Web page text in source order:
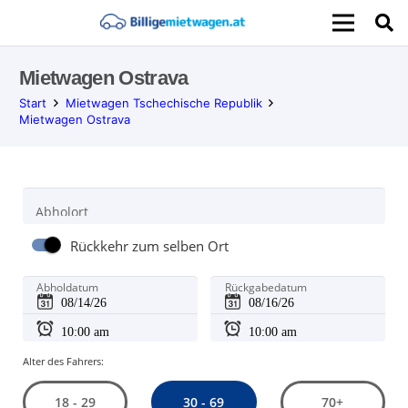
Mietwagen Ostrava
Start
Mietwagen Tschechische Republik
Mietwagen Ostrava
Abholort
Rückkehr zum selben Ort
Abholdatum Rückgabedatum
Alter des Fahrers:
18 - 29 30 - 69 70+